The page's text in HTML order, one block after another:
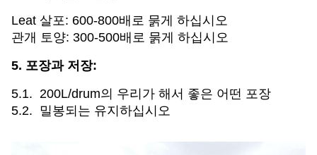
Leat 살포: 600-800배로 묽게 하십시오
관개 토양: 300-500배로 묽게 하십시오
5. 포장과 저장:
5.1. 200L/drum의 우리가 해서 좋은 어떤 포장
5.2. 밀봉되는 유지하십시오